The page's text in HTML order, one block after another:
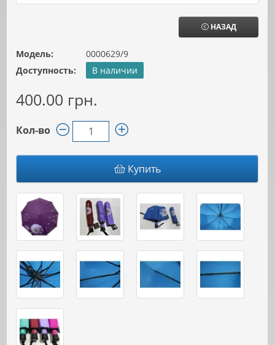
НАЗАД
Модель:
0000629/9
Доступность:
В наличии
400.00 грн.
Кол-во
Купить